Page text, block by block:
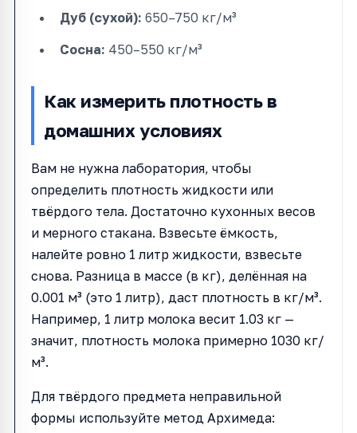
Дуб (сухой): 650–750 кг/м³
Сосна: 450–550 кг/м³
Как измерить плотность в
домашних условиях
Вам не нужна лаборатория, чтобы
определить плотность жидкости или
твёрдого тела. Достаточно кухонных весов
и мерного стакана. Взвесьте ёмкость,
налейте ровно 1 литр жидкости, взвесьте
снова. Разница в массе (в кг), делённая на
0.001 м³ (это 1 литр), даст плотность в кг/м³.
Например, 1 литр молока весит 1.03 кг —
значит, плотность молока примерно 1030 кг/
м³.
Для твёрдого предмета неправильной
формы используйте метод Архимеда: